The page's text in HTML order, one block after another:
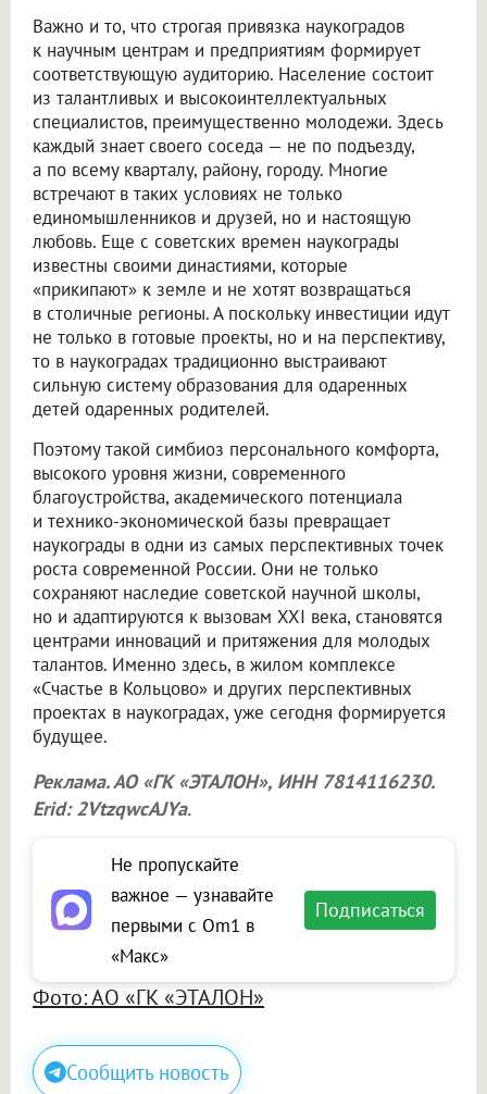
Важно и то, что строгая привязка наукоградов
к научным центрам и предприятиям формирует
соответствующую аудиторию. Население состоит
из талантливых и высокоинтеллектуальных
специалистов, преимущественно молодежи. Здесь
каждый знает своего соседа — не по подъезду,
а по всему кварталу, району, городу. Многие
встречают в таких условиях не только
единомышленников и друзей, но и настоящую
любовь. Еще с советских времен наукограды
известны своими династиями, которые
«прикипают» к земле и не хотят возвращаться
в столичные регионы. А поскольку инвестиции идут
не только в готовые проекты, но и на перспективу,
то в наукоградах традиционно выстраивают
сильную систему образования для одаренных
детей одаренных родителей.
Поэтому такой симбиоз персонального комфорта,
высокого уровня жизни, современного
благоустройства, академического потенциала
и технико-экономической базы превращает
наукограды в одни из самых перспективных точек
роста современной России. Они не только
сохраняют наследие советской научной школы,
но и адаптируются к вызовам XXI века, становятся
центрами инноваций и притяжения для молодых
талантов. Именно здесь, в жилом комплексе
«Счастье в Кольцово» и других перспективных
проектах в наукоградах, уже сегодня формируется
будущее.
Реклама. АО «ГК «ЭТАЛОН», ИНН 7814116230.
Erid: 2VtzqwcAJYa.
Не пропускайте
важное — узнавайте
первыми с Om1 в
«Макс»
Подписаться
Фото: АО «ГК «ЭТАЛОН»
Сообщить новость